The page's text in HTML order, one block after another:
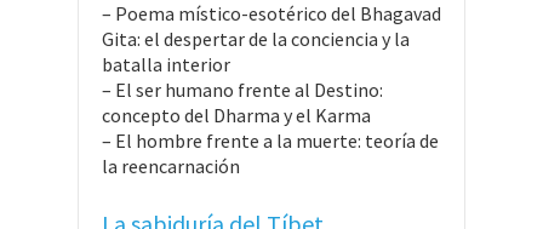
– Poema místico-esotérico del Bhagavad
Gita: el despertar de la conciencia y la
batalla interior
– El ser humano frente al Destino:
concepto del Dharma y el Karma
– El hombre frente a la muerte: teoría de
la reencarnación